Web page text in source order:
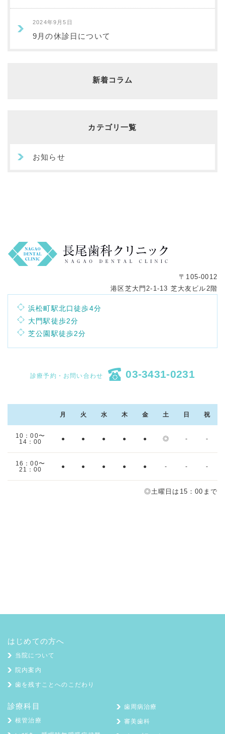
2024年9月5日
9月の休診日について
新着コラム
カテゴリ一覧
お知らせ
〒105-0012
港区芝大門2-1-13 芝大友ビル2階
浜松町駅北口徒歩4分
大門駅徒歩2分
芝公園駅徒歩2分
診療予約・お問い合わせ 03-3431-0231
月 火 水 木 金 土 日 祝
10：00〜
14：00
● ● ● ● ● ◎ - -
16：00〜
21：00
● ● ● ● ● - - -
◎土曜日は15：00まで
はじめての方へ
当院について
院内案内
歯を残すことへのこだわり
診療科目
根管治療
歯周病治療
審美歯科